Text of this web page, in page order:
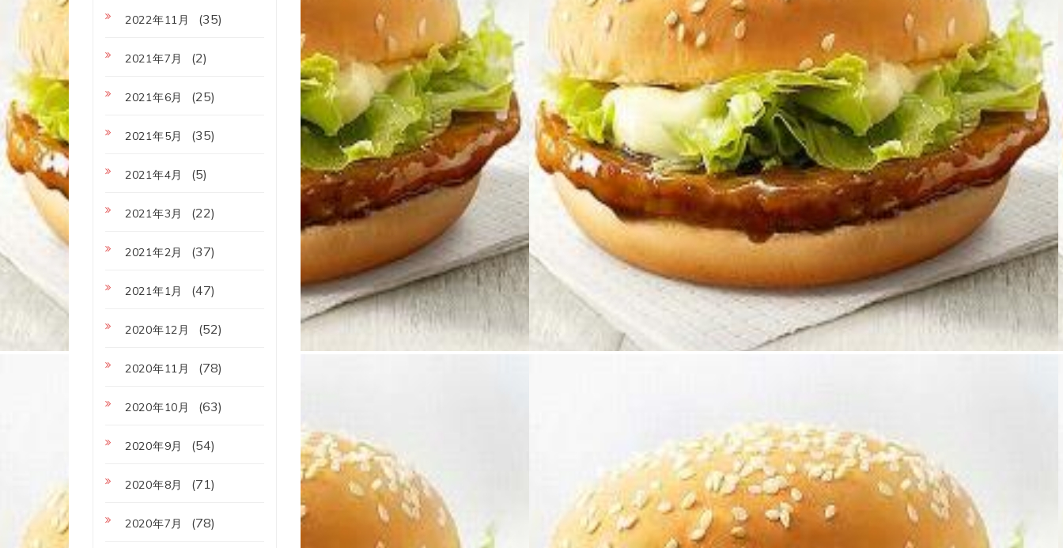
2022年11月 (35)
2021年7月 (2)
2021年6月 (25)
2021年5月 (35)
2021年4月 (5)
2021年3月 (22)
2021年2月 (37)
2021年1月 (47)
2020年12月 (52)
2020年11月 (78)
2020年10月 (63)
2020年9月 (54)
2020年8月 (71)
2020年7月 (78)